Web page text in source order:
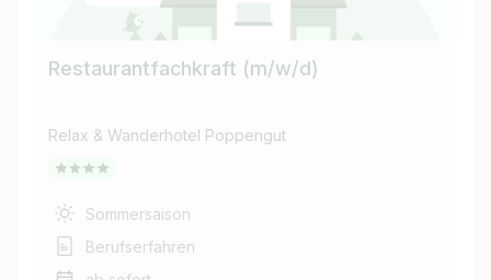
Restaurantfachkraft (m/w/d)
Relax & Wanderhotel Poppengut
Sommersaison
Berufserfahren